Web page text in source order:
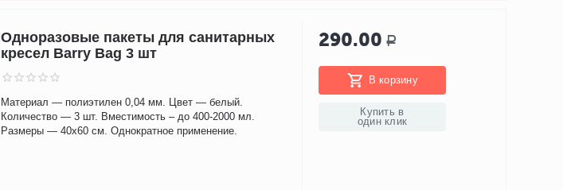
Одноразовые пакеты для санитарных
кресел Barry Bag 3 шт
Материал — полиэтилен 0,04 мм. Цвет — белый.
Количество — 3 шт. Вместимость – до 400-2000 мл.
Размеры — 40x60 см. Однократное применение.
290.00 Р
В корзину
Купить в
один клик